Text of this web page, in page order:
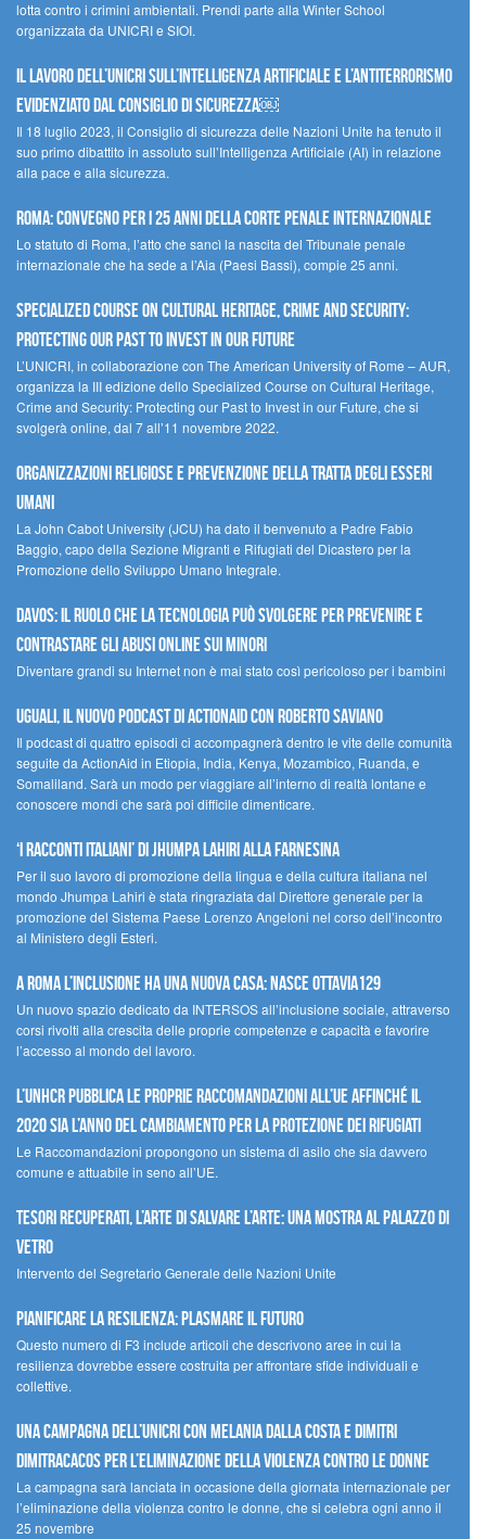
lotta contro i crimini ambientali. Prendi parte alla Winter School
organizzata da UNICRI e SIOI.
Il lavoro dell’UNICRI sull’intelligenza artificiale e l’antiterrorismo
evidenziato dal Consiglio di Sicurezza￼
Il 18 luglio 2023, il Consiglio di sicurezza delle Nazioni Unite ha tenuto il
suo primo dibattito in assoluto sull’Intelligenza Artificiale (AI) in relazione
alla pace e alla sicurezza.
Roma: convegno per i 25 anni della Corte penale internazionale
Lo statuto di Roma, l’atto che sancì la nascita del Tribunale penale
internazionale che ha sede a l’Aia (Paesi Bassi), compie 25 anni.
Specialized Course on Cultural Heritage, Crime and Security:
Protecting our Past to Invest in our Future
L’UNICRI, in collaborazione con The American University of Rome – AUR,
organizza la III edizione dello Specialized Course on Cultural Heritage,
Crime and Security: Protecting our Past to Invest in our Future, che si
svolgerà online, dal 7 all’11 novembre 2022.
Organizzazioni religiose e prevenzione della tratta degli esseri
umani
La John Cabot University (JCU) ha dato il benvenuto a Padre Fabio
Baggio, capo della Sezione Migranti e Rifugiati del Dicastero per la
Promozione dello Sviluppo Umano Integrale.
Davos: il ruolo che la tecnologia può svolgere per prevenire e
contrastare gli abusi online sui minori
Diventare grandi su Internet non è mai stato così pericoloso per i bambini
UGUALI, il nuovo podcast di ACTIONAID con Roberto Saviano
Il podcast di quattro episodi ci accompagnerà dentro le vite delle comunità
seguite da ActionAid in Etiopia, India, Kenya, Mozambico, Ruanda, e
Somaliland. Sarà un modo per viaggiare all’interno di realtà lontane e
conoscere mondi che sarà poi difficile dimenticare.
‘I racconti italiani’ di Jhumpa Lahiri alla Farnesina
Per il suo lavoro di promozione della lingua e della cultura italiana nel
mondo Jhumpa Lahiri è stata ringraziata dal Direttore generale per la
promozione del Sistema Paese Lorenzo Angeloni nel corso dell’incontro
al Ministero degli Esteri.
A Roma l’inclusione ha una nuova casa: nasce Ottavia129
Un nuovo spazio dedicato da INTERSOS all’inclusione sociale, attraverso
corsi rivolti alla crescita delle proprie competenze e capacità e favorire
l’accesso al mondo del lavoro.
L’UNHCR pubblica le proprie raccomandazioni all’UE affinché il
2020 sia l’anno del cambiamento per la protezione dei rifugiati
Le Raccomandazioni propongono un sistema di asilo che sia davvero
comune e attuabile in seno all’UE.
Tesori recuperati, l’arte di salvare l’arte: una mostra al Palazzo di
Vetro
Intervento del Segretario Generale delle Nazioni Unite
Pianificare la resilienza: plasmare il futuro
Questo numero di F3 include articoli che descrivono aree in cui la
resilienza dovrebbe essere costruita per affrontare sfide individuali e
collettive.
Una campagna dell’UNICRI con Melania Dalla Costa e Dimitri
Dimitracacos per l’eliminazione della violenza contro le donne
La campagna sarà lanciata in occasione della giornata internazionale per
l’eliminazione della violenza contro le donne, che si celebra ogni anno il
25 novembre